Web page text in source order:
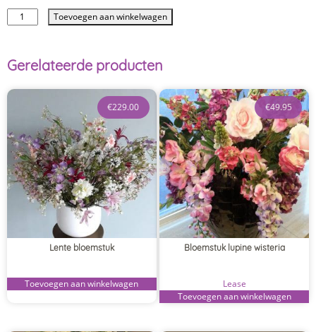
Toevoegen aan winkelwagen
Gerelateerde producten
Lente bloemstuk
€229.00
Toevoegen aan winkelwagen
Bloemstuk lupine wisteria
€49.95
Lease
Toevoegen aan winkelwagen